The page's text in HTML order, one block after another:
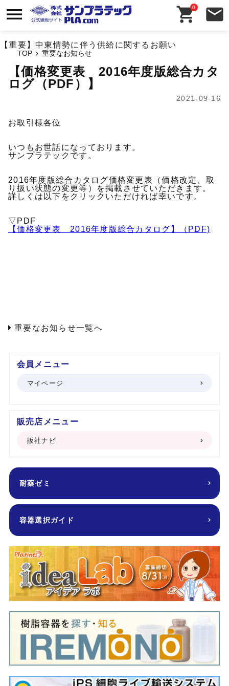
【重要】中東情勢に伴う供給に関するお願い
0
TOP
【価格変更表 2016年度版総合カタ
ログ（PDF）】
2021-09-16
お取引様各位
いつもお世話になっております。
サンプラテックです。
2016年度版総合カタログ価格変更表（価格改定、取
り扱い状態の変更等）を掲載させていただきます。
詳しくは以下をクリックいただければ幸いです。
▽PDF
【価格変更表 2016年度版総合カタログ】（PDF)
会員メニュー
マイページ
販売店メニュー
販社ナビ
耐薬ゼミ
容器選択ガイド